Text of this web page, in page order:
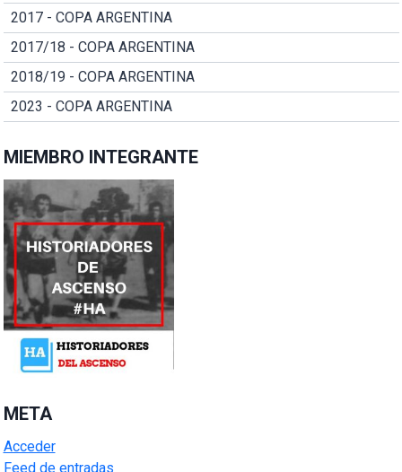
2017 - COPA ARGENTINA
2017/18 - COPA ARGENTINA
2018/19 - COPA ARGENTINA
2023 - COPA ARGENTINA
MIEMBRO INTEGRANTE
META
Acceder
Feed de entradas